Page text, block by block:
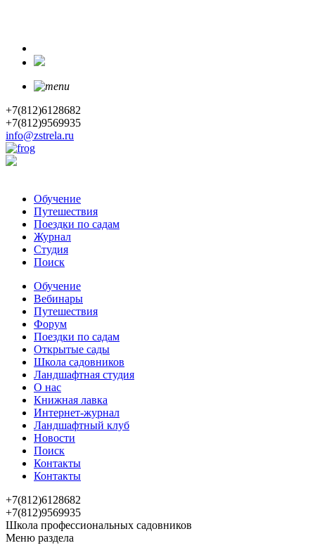
+7(812)6128682
+7(812)9569935
info@zstrela.ru
Обучение
Путешествия
Поездки по садам
Журнал
Студия
Поиск
Обучение
Вебинары
Путешествия
Форум
Поездки по садам
Открытые сады
Школа садовников
Ландшафтная студия
О нас
Книжная лавка
Интернет-журнал
Ландшафтный клуб
Новости
Поиск
Контакты
Контакты
+7(812)6128682
+7(812)9569935
Школа профессиональных садовников
Меню раздела